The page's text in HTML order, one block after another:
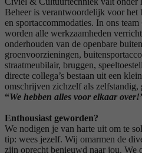
Beheer is verantwoordelijk voor het
en sportaccommodaties. In ons
worden alle werkzaamheden
onderhouden van de openbare
groenvoorzieningen,
straatmeubilair, bruggen,
directe collega’s bestaan uit een
omschrijven zichzelf als
“We hebben alles voor elkaar
Enthousiast geworden?
We nodigen je van harte uit om te
tip: wees jezelf. Wij omarmen de
zijn oprecht benieuwd naar jou. We